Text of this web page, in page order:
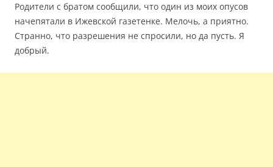
Родители с братом сообщили, что один из моих опусов
начепятали в Ижевской газетенке. Мелочь, а приятно.
Странно, что разрешения не спросили, но да пусть. Я
добрый.